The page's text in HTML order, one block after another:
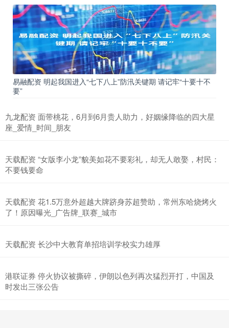
易融配资 明起我国进入“七下八上”防汛关键期 请记牢“十要十不
要”
九龙配资 面带桃花，6月到6月贵人助力，好姻缘降临的四大星
座_爱情_时间_朋友
天载配资 “女版李小龙”貌美如花不要彩礼，却无人敢娶，村民：
不要钱要命
天载配资 花1.5万意外超越大牌跻身苏超赞助，常州东哈烧烤火
了！原因曝光_广告牌_联赛_城市
天载配资 长沙中大教育单招培训学校实力雄厚
港联证券 停火协议被撕碎，伊朗以色列再次猛烈开打，中国及
时发出三张公告